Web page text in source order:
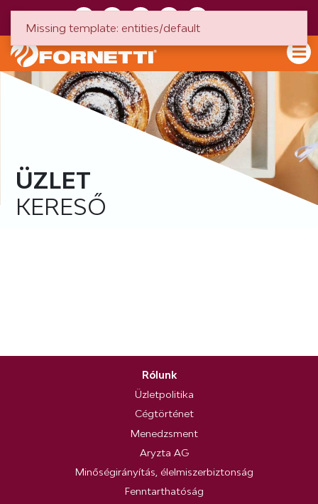
ÜZLET
KERESŐ
Rólunk
Üzletpolitika
Cégtörténet
Menedzsment
Aryzta AG
Minőségirányítás, élelmiszerbiztonság
Fenntarthatóság
Missing template: entities/default